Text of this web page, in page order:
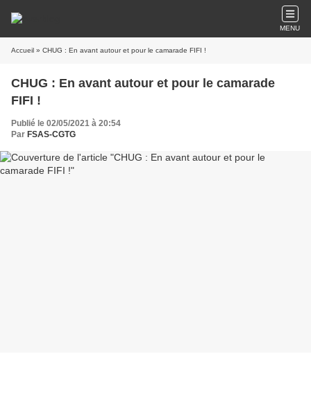
MENU
Accueil » CHUG : En avant autour et pour le camarade FIFI !
CHUG : En avant autour et pour le camarade
FIFI !
Publié le 02/05/2021 à 20:54
Par FSAS-CGTG